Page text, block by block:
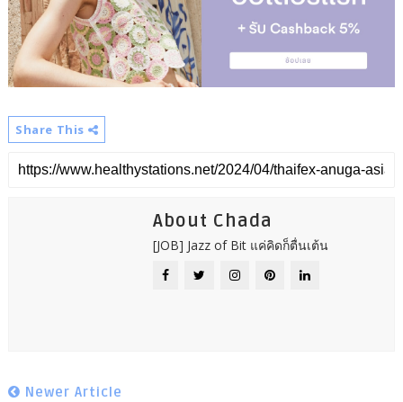
Share This
About Chada
[JOB] Jazz of Bit แค่คิดก็ตื่นเต้น
Newer Article